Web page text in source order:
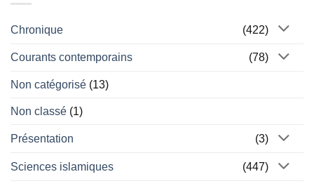
Chronique (422)
Courants contemporains (78)
Non catégorisé (13)
Non classé (1)
Présentation (3)
Sciences islamiques (447)